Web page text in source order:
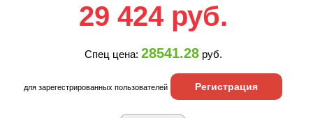
29 424 руб.
Спец цена: 28541.28руб.
для зарегестрированных пользователей Регистрация